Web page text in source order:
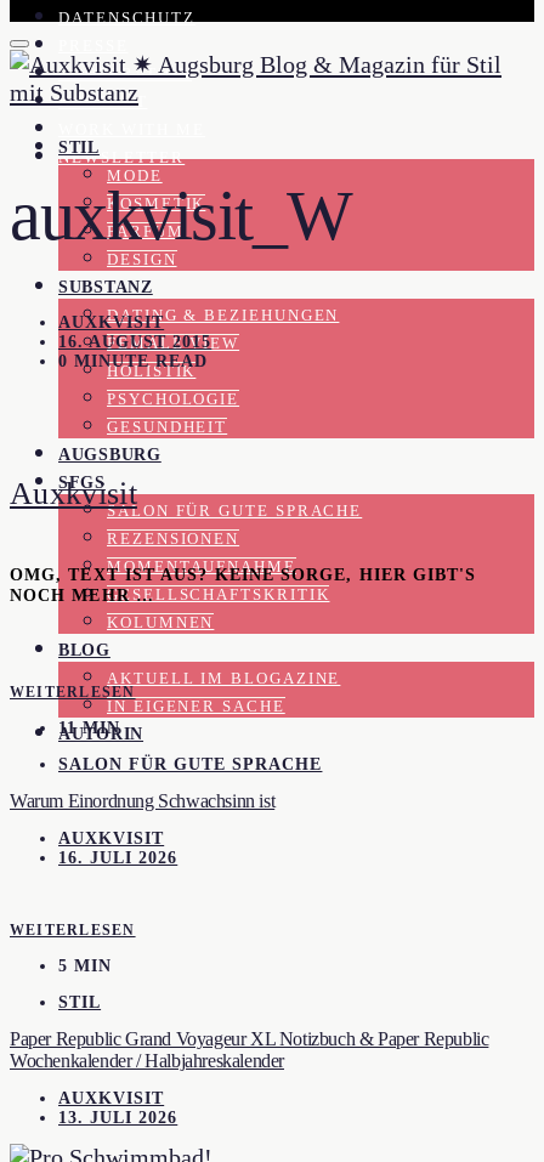
DATENSCHUTZ
KOOPERATION
KONTAKT
NEWSLETTER
STIL
MODE
KOSMETIK
PARFUM
DESIGN
SUBSTANZ
DATING & BEZIEHUNGEN
FEMALE VIEW
HOLISTIK
PSYCHOLOGIE
GESUNDHEIT
AUGSBURG
SFGS
SALON FÜR GUTE SPRACHE
REZENSIONEN
MOMENTAUFNAHME
GESELLSCHAFTSKRITIK
KOLUMNEN
BLOG
AKTUELL IM BLOGAZINE
IN EIGENER SACHE
AUTORIN
auxkvisit_W
AUXKVISIT
16. AUGUST 2015
0 MINUTE READ
Auxkvisit
OMG, TEXT IST AUS? KEINE SORGE, HIER GIBT'S
NOCH MEHR …
WEITERLESEN
11 MIN
SALON FÜR GUTE SPRACHE
Warum Einordnung Schwachsinn ist
AUXKVISIT
16. JULI 2026
WEITERLESEN
5 MIN
STIL
Paper Republic Grand Voyageur XL Notizbuch & Paper Republic
Wochenkalender / Halbjahreskalender
AUXKVISIT
13. JULI 2026